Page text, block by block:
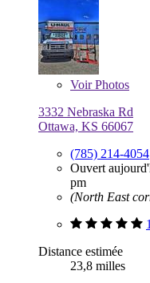
VoirPhotos
3332 Nebraska Rd
Ottawa, KS 66067
(785) 214-4054
Ouvert
pm
(North East
Distance estimée
23,8 milles